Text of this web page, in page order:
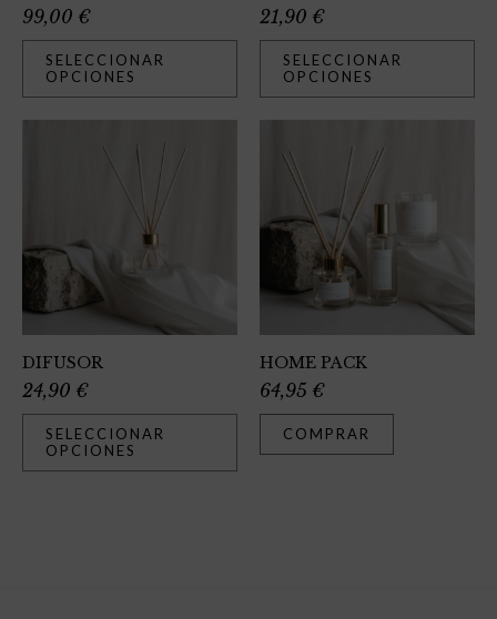
99,00 €
SELECCIONAR
OPCIONES
21,90 €
SELECCIONAR
OPCIONES
DIFUSOR
24,90 €
SELECCIONAR
OPCIONES
HOME PACK
64,95 €
COMPRAR